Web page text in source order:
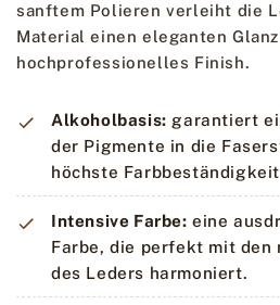
sanftem Polieren verleiht die
Material einen eleganten
hochprofessionelles Finish.
Alkoholbasis: garantiert
der Pigmente in die
höchste
Intensive Farbe: eine
Farbe, die perfekt mit den
des Leders harmoniert.